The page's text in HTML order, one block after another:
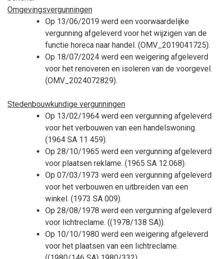
Omgevingsvergunningen
Op 13/06/2019 werd een voorwaardelijke
vergunning afgeleverd voor het wijzigen van de
functie horeca naar handel. (OMV_2019041725).
Op 18/07/2024 werd een weigering afgeleverd
voor het renoveren en isoleren van de voorgevel.
(OMV_2024072829).
Stedenbouwkundige vergunningen
Op 13/02/1964 werd een vergunning afgeleverd
voor het verbouwen van een handelswoning.
(1964 SA 11 459).
Op 28/10/1965 werd een vergunning afgeleverd
voor plaatsen reklame. (1965 SA 12.068).
Op 07/03/1973 werd een vergunning afgeleverd
voor het verbouwen en uitbreiden van een
winkel. (1973 SA 009).
Op 28/08/1978 werd een vergunning afgeleverd
voor lichtreclame. ((1978/138 SA)).
Op 10/10/1980 werd een weigering afgeleverd
voor het plaatsen van een lichtreclame.